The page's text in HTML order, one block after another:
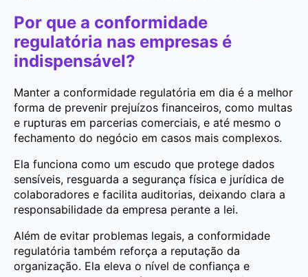
Por que a conformidade
regulatória nas empresas é
indispensável?
Manter a conformidade regulatória em dia é a melhor
forma de prevenir prejuízos financeiros, como multas
e rupturas em parcerias comerciais, e até mesmo o
fechamento do negócio em casos mais complexos.
Ela funciona como um escudo que protege dados
sensíveis, resguarda a segurança física e jurídica de
colaboradores e facilita auditorias, deixando clara a
responsabilidade da empresa perante a lei.
Além de evitar problemas legais, a conformidade
regulatória também reforça a reputação da
organização. Ela eleva o nível de confiança e